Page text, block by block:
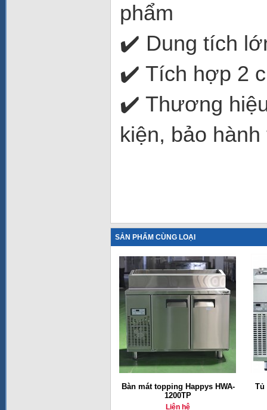
phẩm
✔️ Dung tích
✔️ Tích hợp 2
✔️ Thương
kiện, bảo
SẢN PHẨM CÙNG LOẠI
Bàn mát topping Happys HWA-
1200TP
Liên hệ
Tủ